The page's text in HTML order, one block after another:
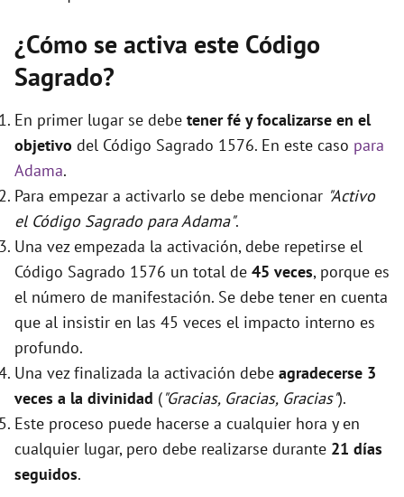
¿Cómo se activa este Código
Sagrado?
En primer lugar se debe tener fé y focalizarse en el
objetivo del Código Sagrado 1576. En este caso para
Adama.
Para empezar a activarlo se debe mencionar "Activo
el Código Sagrado para Adama".
Una vez empezada la activación, debe repetirse el
Código Sagrado 1576 un total de 45 veces, porque es
el número de manifestación. Se debe tener en cuenta
que al insistir en las 45 veces el impacto interno es
profundo.
Una vez finalizada la activación debe agradecerse 3
veces a la divinidad ("Gracias, Gracias, Gracias").
Este proceso puede hacerse a cualquier hora y en
cualquier lugar, pero debe realizarse durante 21 días
seguidos.